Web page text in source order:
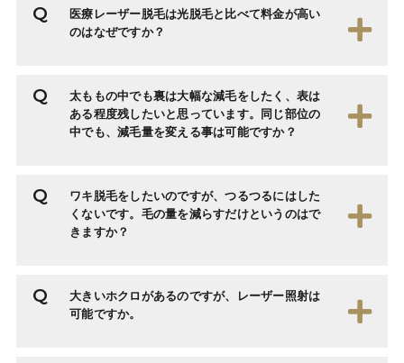
医療レーザー脱毛は光脱毛と比べて料金が高い
のはなぜですか？
太ももの中でも裏は大幅な減毛をしたく、表は
ある程度残したいと思っています。同じ部位の
中でも、減毛量を変える事は可能ですか？
ワキ脱毛をしたいのですが、つるつるにはした
くないです。毛の量を減らすだけというのはで
きますか？
大きいホクロがあるのですが、レーザー照射は
可能ですか。